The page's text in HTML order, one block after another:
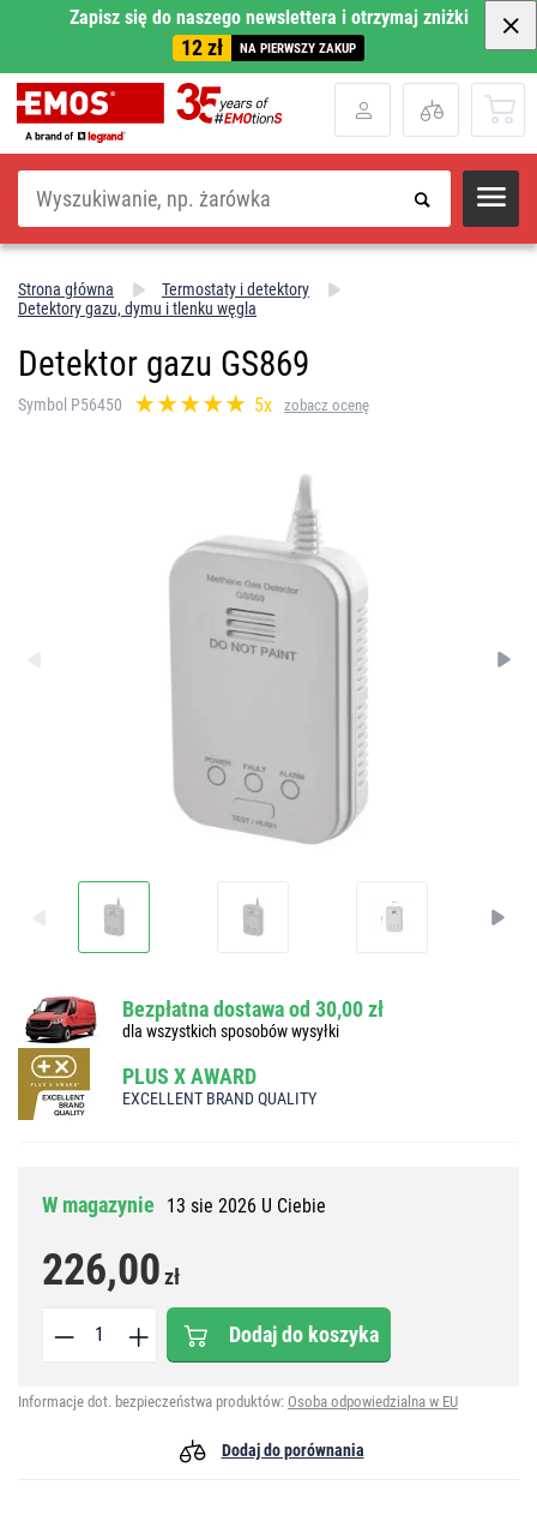
Zapisz się do naszego newslettera i otrzymaj zniżki
12 zł NA PIERWSZY ZAKUP
Szukaj
Strona główna
Termostaty i detektory
Detektory gazu, dymu i tlenku węgla
Detektor gazu GS869
Symbol P56450 5x zobacz ocenę
Bezpłatna dostawa od 30,00 zł
dla wszystkich sposobów wysyłki
PLUS X AWARD
EXCELLENT BRAND QUALITY
W magazynie 13 sie 2026 U Ciebie
226,00zł
Dodaj do koszyka
Informacje dot. bezpieczeństwa produktów: Osoba odpowiedzialna w EU
Dodaj do porównania